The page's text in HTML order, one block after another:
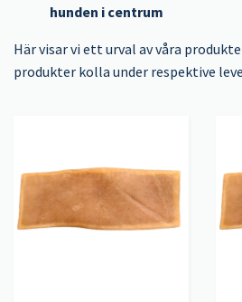
hunden i centrum
Här visar vi ett urval av våra
produkter kolla under respektive